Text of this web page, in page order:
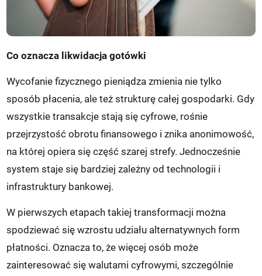
Co oznacza likwidacja gotówki
Wycofanie fizycznego pieniądza zmienia nie tylko
sposób płacenia, ale też strukturę całej gospodarki. Gdy
wszystkie transakcje stają się cyfrowe, rośnie
przejrzystość obrotu finansowego i znika anonimowość,
na której opiera się część szarej strefy. Jednocześnie
system staje się bardziej zależny od technologii i
infrastruktury bankowej.
W pierwszych etapach takiej transformacji można
spodziewać się wzrostu udziału alternatywnych form
płatności. Oznacza to, że więcej osób może
zainteresować się walutami cyfrowymi, szczególnie